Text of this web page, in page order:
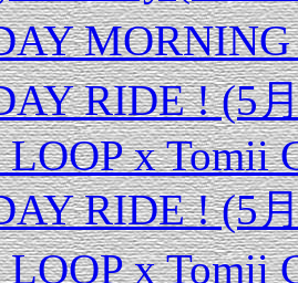
RIDE ! (5
x Tomii
RIDE ! (5
x Tomii